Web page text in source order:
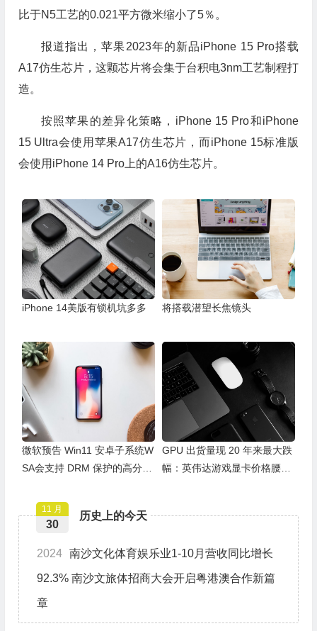
比于N5工艺的0.021平方微米缩小了5％。
报道指出，苹果2023年的新品iPhone 15 Pro搭载
A17仿生芯片，这颗芯片将会集于台积电3nm工艺制程打
造。
按照苹果的差异化策略，iPhone 15 Pro和iPhone
15 Ultra会使用苹果A17仿生芯片，而iPhone 15标准版
会使用iPhone 14 Pro上的A16仿生芯片。
iPhone 14美版有锁机坑多多 将搭载潜望长焦镜头
微软预告 Win11 安卓子系统W
SA会支持 DRM 保护的高分辨
GPU 出货量现 20 年来最大跌
幅：英伟达游戏显卡价格腰
历史上的今天
11 月
30
2024 南沙文化体育娱乐业1-10月营收同比增长
92.3% 南沙文旅体招商大会开启粤港澳合作新篇
章